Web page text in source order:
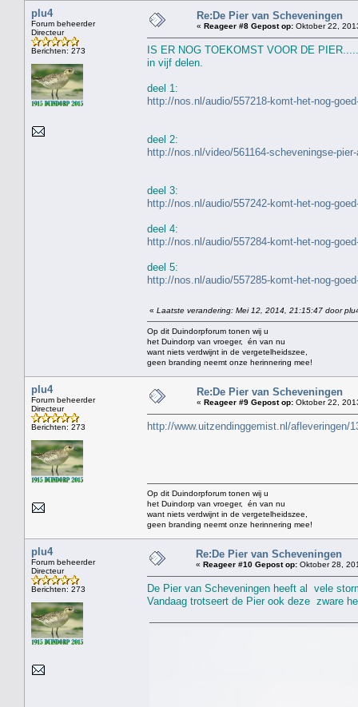
plu4
Forum beheerder
Directeur
Berichten: 273
Re:De Pier van Scheveningen
« Reageer #8 Gepost op: Oktober 22,
IS ER NOG TOEKOMST VOOR DE
in vijf delen.
deel 1:
http://nos.nl/audio/557218-komt-het-nog-
deel 2:
http://nos.nl/video/561164-scheveningse-
deel 3:
http://nos.nl/audio/557242-komt-het-nog-
deel 4:
http://nos.nl/audio/557284-komt-het-nog-
deel 5:
http://nos.nl/audio/557285-komt-het-nog-
« Laatste verandering: Mei 12, 2014, 21:15:47 door
Op dit Duindorpforum tonen wij u
het Duindorp van vroeger, én van nu
want niets verdwijnt in de vergetelheidszee,
geen branding neemt onze herinnering mee!
plu4
Forum beheerder
Directeur
Berichten: 273
Re:De Pier van Scheveningen
« Reageer #9 Gepost op: Oktober 22,
http://www.uitzendinggemist.nl/afleveringen/
Op dit Duindorpforum tonen wij u
het Duindorp van vroeger, én van nu
want niets verdwijnt in de vergetelheidszee,
geen branding neemt onze herinnering mee!
plu4
Forum beheerder
Directeur
Berichten: 273
Re:De Pier van Scheveningen
« Reageer #10 Gepost op: Oktober 28,
De Pier van Scheveningen heeft al vele
Vandaag trotseert de Pier ook deze zware